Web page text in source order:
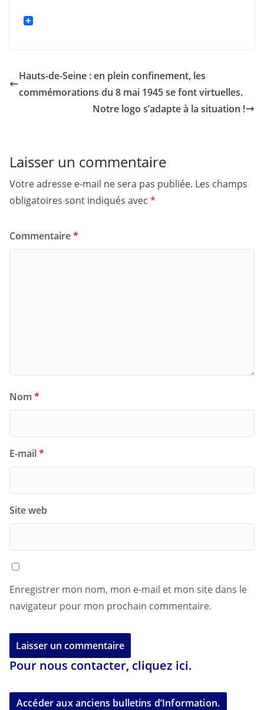
Hauts-de-Seine : en plein confinement, les
commémorations du 8 mai 1945 se font virtuelles.
Notre logo s’adapte à la situation !
Laisser un commentaire
Votre adresse e-mail ne sera pas publiée. Les champs
obligatoires sont indiqués avec *
Commentaire*
Nom *
E-mail*
Site web
Enregistrer mon nom, mon e-mail et mon site dans le
navigateur pour mon prochain commentaire.
Pour nous contacter, cliquez ici.
Accéder aux anciens bulletins d’Information.